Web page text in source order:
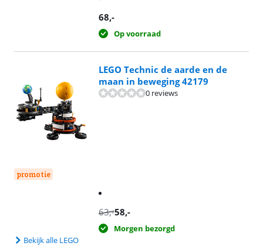
68,-
Op voorraad
promotie
LEGO Technic de aarde en de
maan in beweging 42179
0 reviews
63,-58,-
Morgen bezorgd
Bekijk alle LEGO